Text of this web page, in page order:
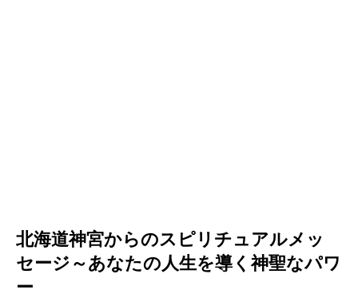
北海道神宮からのスピリチュアルメッ
セージ～あなたの人生を導く神聖なパワ
ー